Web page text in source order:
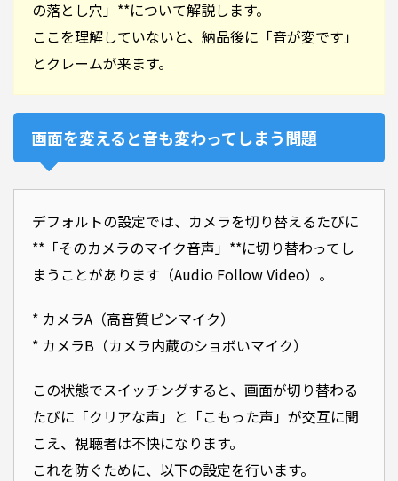
の落とし穴」**について解説します。
ここを理解していないと、納品後に「音が変です」
とクレームが来ます。
画面を変えると音も変わってしまう問題
デフォルトの設定では、カメラを切り替えるたびに
**「そのカメラのマイク音声」**に切り替わってし
まうことがあります（Audio Follow Video）。
* カメラA（高音質ピンマイク）
* カメラB（カメラ内蔵のショボいマイク）
この状態でスイッチングすると、画面が切り替わる
たびに「クリアな声」と「こもった声」が交互に聞
こえ、視聴者は不快になります。
これを防ぐために、以下の設定を行います。